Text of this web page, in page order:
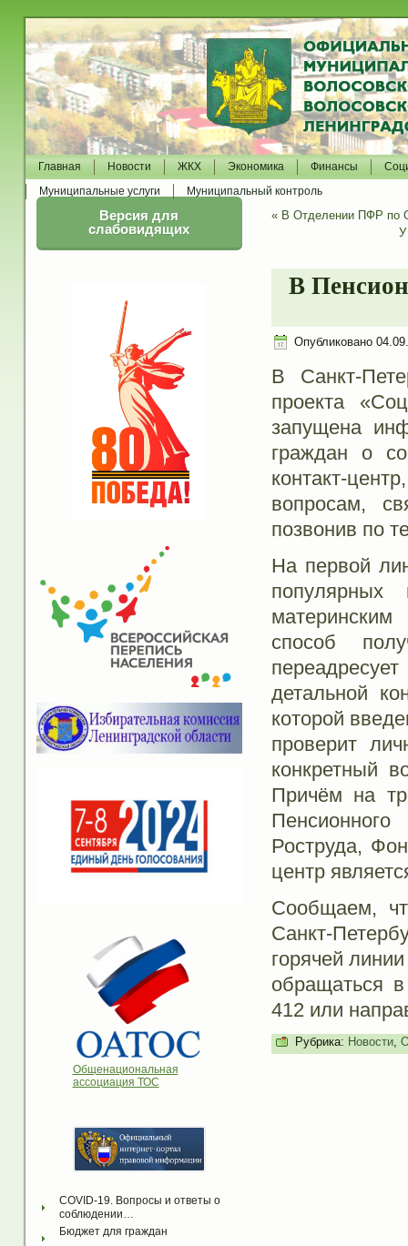
Главная Новости ЖКХ Экономика Финансы
Муниципальные услуги
Муниципальный контроль
Версия для
слабовидящих
Общенациональная
ассоциация ТОС
COVID-19. Вопросы и ответы о
соблюдении…
Бюджет для граждан
« В Отделении ПФР по
У
В
Опубликовано
В Санкт-
проекта
запущена
граждан о
контакт-
вопросам,
позвонив по
На первой
популярных
способ
детальной
которой
проверит
конкретный
Причём на
Роструда,
центр
Сообщаем,
Санкт-
горячей
обращаться
412 или
Рубрика: Новости,